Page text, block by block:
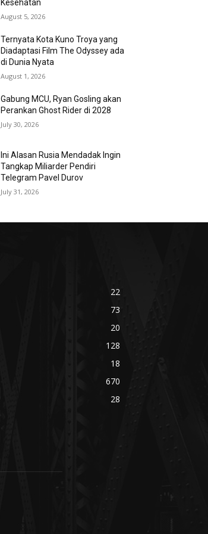
Kesehatan
August 5, 2026
Ternyata Kota Kuno Troya yang
Diadaptasi Film The Odyssey ada
di Dunia Nyata
August 1, 2026
Gabung MCU, Ryan Gosling akan
Perankan Ghost Rider di 2028
July 30, 2026
Ini Alasan Rusia Mendadak Ingin
Tangkap Miliarder Pendiri
Telegram Pavel Durov
July 31, 2026
22
73
20
128
18
670
28